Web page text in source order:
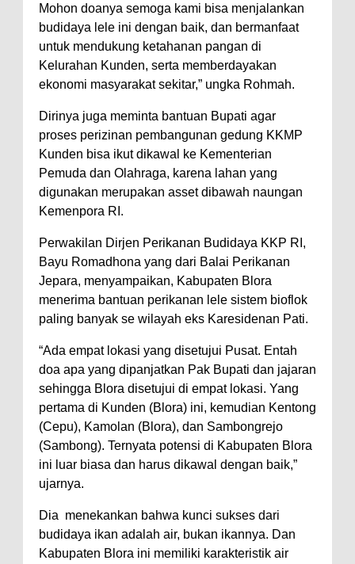
Mohon doanya semoga kami bisa menjalankan
budidaya lele ini dengan baik, dan bermanfaat
untuk mendukung ketahanan pangan di
Kelurahan Kunden, serta memberdayakan
ekonomi masyarakat sekitar,” ungka Rohmah.
Dirinya juga meminta bantuan Bupati agar
proses perizinan pembangunan gedung KKMP
Kunden bisa ikut dikawal ke Kementerian
Pemuda dan Olahraga, karena lahan yang
digunakan merupakan asset dibawah naungan
Kemenpora RI.
Perwakilan Dirjen Perikanan Budidaya KKP RI,
Bayu Romadhona yang dari Balai Perikanan
Jepara, menyampaikan, Kabupaten Blora
menerima bantuan perikanan lele sistem bioflok
paling banyak se wilayah eks Karesidenan Pati.
“Ada empat lokasi yang disetujui Pusat. Entah
doa apa yang dipanjatkan Pak Bupati dan jajaran
sehingga Blora disetujui di empat lokasi. Yang
pertama di Kunden (Blora) ini, kemudian Kentong
(Cepu), Kamolan (Blora), dan Sambongrejo
(Sambong). Ternyata potensi di Kabupaten Blora
ini luar biasa dan harus dikawal dengan baik,”
ujarnya.
Dia menekankan bahwa kunci sukses dari
budidaya ikan adalah air, bukan ikannya. Dan
Kabupaten Blora ini memiliki karakteristik air